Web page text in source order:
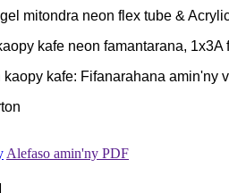
mitondra neon flex tube &
kafe neon famantarana,
kafe: Fifanarahana amin'ny
Alefaso amin'ny PDF